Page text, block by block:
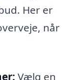
Her er
når
Vælg en